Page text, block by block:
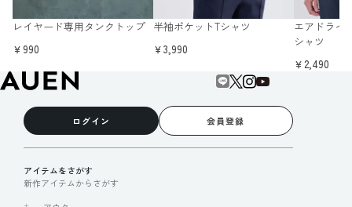
レイヤード専用タンクトップ
￥990
半袖ポケットTシャツ
￥3,990
エアドライ
シャツ
￥2,490
ログイン 会員登録
アイテムをさがす
新作アイテムからさがす